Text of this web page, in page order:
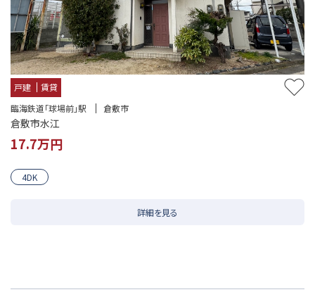
戸建
賃貸
臨海鉄道「球場前」駅
倉敷市
倉敷市水江
17.7
4DK
詳細を見る